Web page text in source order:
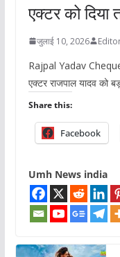
एक्टर को
जुलाई 10, 2026
Rajpal Yadav
एक्टर राजपाल यादव को
Share this:
Facebook
Umh News india